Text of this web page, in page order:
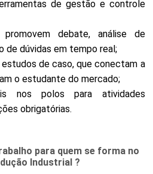
de gestão e controle
debate, análise de
de dúvidas em tempo real;
de caso, que conectam a
o estudante do mercado;
nos polos para atividades
obrigatórias.
para quem se forma no
Industrial ?